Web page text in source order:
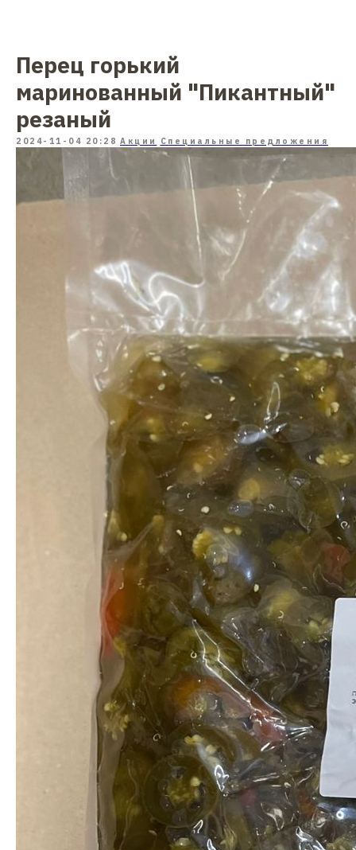
Перец горький
маринованный "Пикантный"
резаный
2024-11-04 20:28 Акции Специальные предложения